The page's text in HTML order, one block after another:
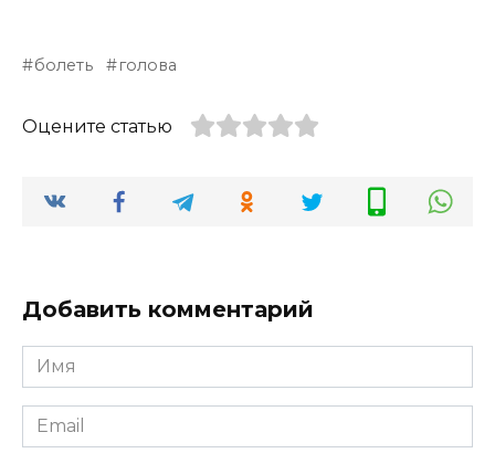
болеть голова
Оцените статью
Добавить комментарий
Имя
*
Email
*